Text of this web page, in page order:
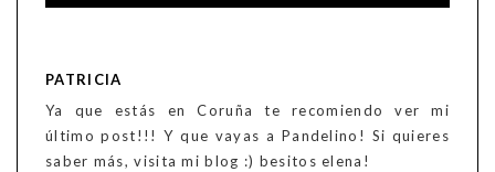
PATRICIA
Ya que estás en Coruña te recomiendo ver mi
último post!!! Y que vayas a Pandelino! Si quieres
saber más, visita mi blog :) besitos elena!